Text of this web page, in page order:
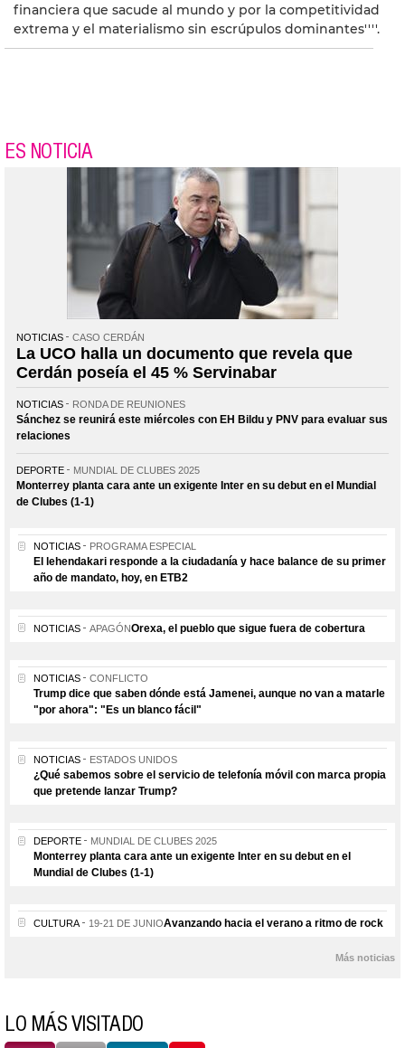
financiera que sacude al mundo y por la competitividad
extrema y el materialismo sin escrúpulos dominantes''''.
ES NOTICIA
NOTICIAS CASO CERDÁN
La UCO halla un documento que revela que
Cerdán poseía el 45 % Servinabar
NOTICIAS RONDA DE REUNIONES
Sánchez se reunirá este miércoles con EH Bildu y PNV para evaluar sus
relaciones
DEPORTE MUNDIAL DE CLUBES 2025
Monterrey planta cara ante un exigente Inter en su debut en el Mundial
de Clubes (1-1)
NOTICIAS PROGRAMA ESPECIAL
El lehendakari responde a la ciudadanía y hace balance de su primer
año de mandato, hoy, en ETB2
NOTICIAS APAGÓNOrexa, el pueblo que sigue fuera de cobertura
NOTICIAS CONFLICTO
Trump dice que saben dónde está Jamenei, aunque no van a matarle
"por ahora": "Es un blanco fácil"
NOTICIAS ESTADOS UNIDOS
¿Qué sabemos sobre el servicio de telefonía móvil con marca propia
que pretende lanzar Trump?
DEPORTE MUNDIAL DE CLUBES 2025
Monterrey planta cara ante un exigente Inter en su debut en el
Mundial de Clubes (1-1)
CULTURA 19-21 DE JUNIOAvanzando hacia el verano a ritmo de rock
Más noticias
LO MÁS VISITADO